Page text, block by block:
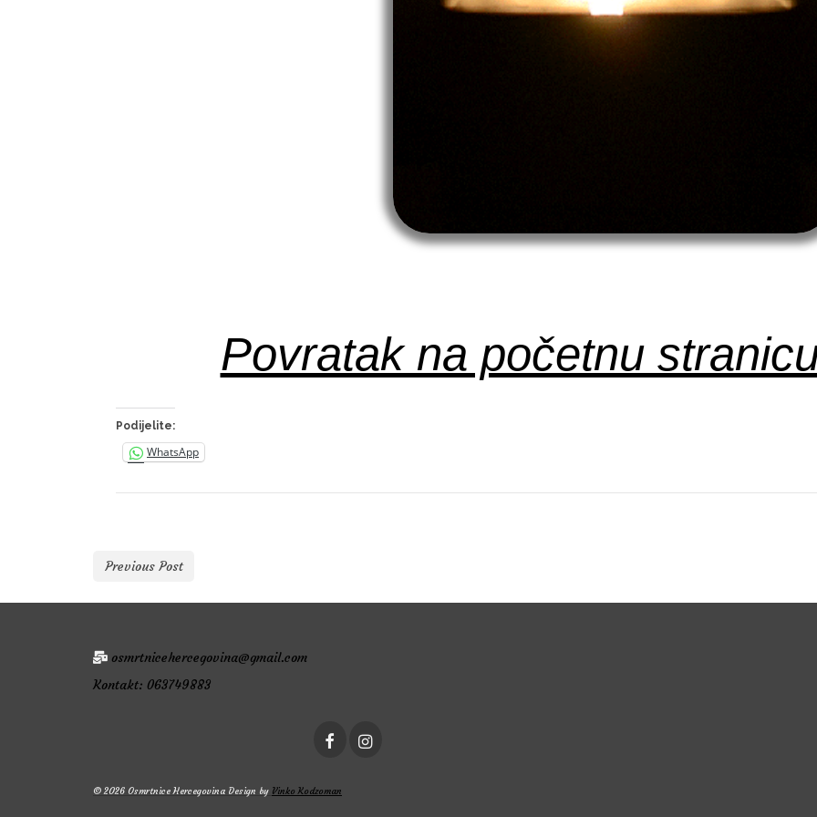
Povratak na početnu
Podijelite:
WhatsApp
Previous Post
osmrtnicehercegovina@gmail.com
Kontakt: 063749883
© 2026 Osmrtnice Hercegovina Design by Vinko Kodzoman